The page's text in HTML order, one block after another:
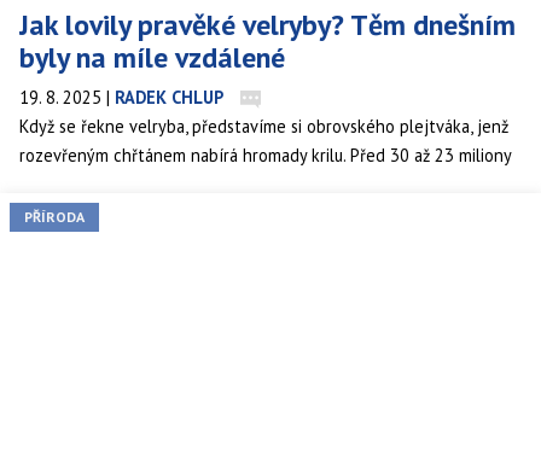
Jak lovily pravěké velryby? Těm dnešním
byly na míle vzdálené
19. 8. 2025 | RADEK CHLUP
Když se řekne velryba, představíme si obrovského plejtváka, jenž
rozevřeným chřtánem nabírá hromady krilu. Před 30 až 23 miliony
delfíny trhající svou kořist na kusy.
PŘÍRODA